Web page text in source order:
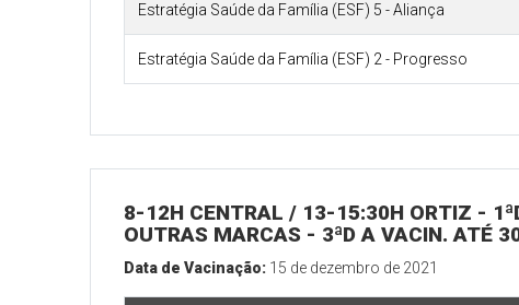
Estratégia Saúde da Família (ESF) 5 - Aliança
Estratégia Saúde da Família (ESF) 2 - Progresso
8-12H CENTRAL / 13-15:30H ORTIZ -
OUTRAS MARCAS - 3ªD A VACIN. ATÉ
Data de Vacinação: 15 de dezembro de 2021